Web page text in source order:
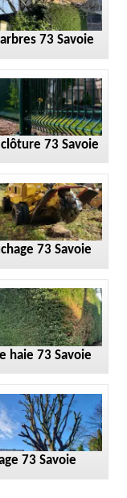
73 Savoie
clôture 73 Savoie
73 Savoie
haie 73 Savoie
73 Savoie